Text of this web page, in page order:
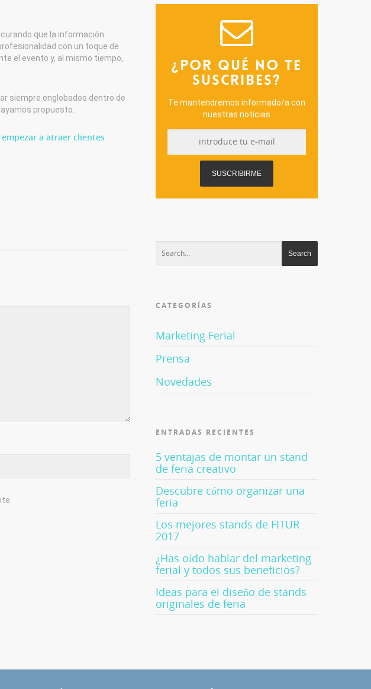
que la información
con un toque de
el evento y, al mismo tiempo,
siempre englobados dentro de
propuesto.
a atraer clientes
¿POR QUÉ NO TE
SUSCRIBES?
Te mantendremos informado/a con
nuestras noticias
CATEGORÍAS
Marketing Ferial
Prensa
Novedades
ENTRADAS RECIENTES
5 ventajas de montar un stand
de feria creativo
Descubre cómo organizar una
feria
Los mejores stands de FITUR
2017
¿Has oído hablar del marketing
ferial y todos sus beneficios?
Ideas para el diseño de stands
originales de feria